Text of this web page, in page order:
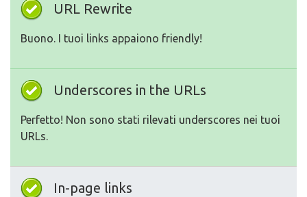
URL Rewrite
Buono. I tuoi links appaiono friendly!
Underscores in the URLs
Perfetto! Non sono stati rilevati underscores nei tuoi
URLs.
In-page links